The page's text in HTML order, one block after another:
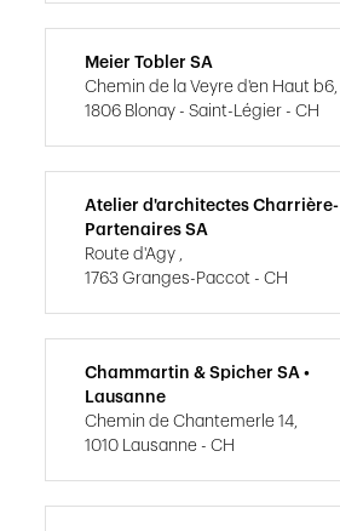
Meier Tobler SA
Chemin de la Veyre d'en Haut b6,
1806 Blonay - Saint-Légier - CH
Atelier d'architectes Charrière-
Partenaires SA
Route d'Agy ,
1763 Granges-Paccot - CH
Chammartin & Spicher SA •
Lausanne
Chemin de Chantemerle 14,
1010 Lausanne - CH